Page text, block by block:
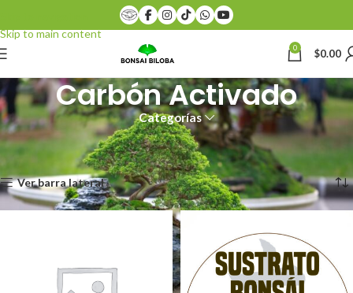
Skip to main content
0 $0.00
Carbón Activado
Categorías
Inicio Productos etiquetados “Carbón Activado”
Mostrando todos los 2 resultados
Ver barra lateral